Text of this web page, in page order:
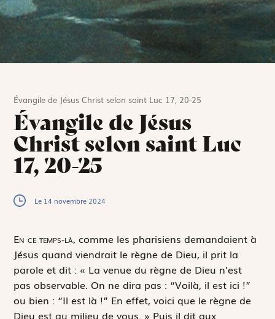
Évangile de Jésus Christ selon saint Luc 17, 20-25
Évangile de Jésus
Christ selon saint Luc
17, 20-25
Le 14 novembre 2024
En ce temps-là, comme les pharisiens demandaient à
Jésus quand viendrait le règne de Dieu, il prit la
parole et dit : « La venue du règne de Dieu n’est
pas observable. On ne dira pas : “Voilà, il est ici !”
ou bien : “Il est là !” En effet, voici que le règne de
Dieu est au milieu de vous. » Puis il dit aux